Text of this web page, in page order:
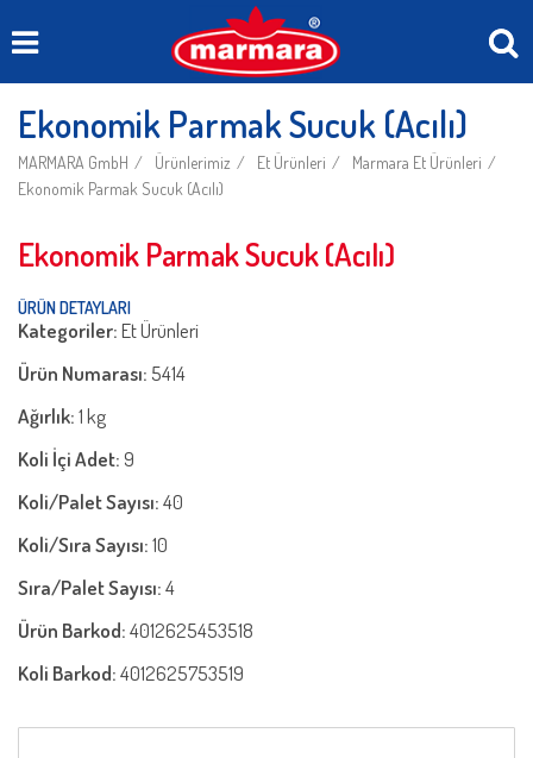
Ekonomik Parmak Sucuk (Acılı)
MARMARA GmbH Ürünlerimiz Et Ürünleri
Marmara Et Ürünleri
Ekonomik Parmak Sucuk (Acılı)
Ekonomik Parmak Sucuk (Acılı)
ÜRÜN DETAYLARI
Kategoriler:Et Ürünleri
Ürün Numarası: 5414
Ağırlık:1 kg
Koli İçi Adet:9
Koli/Palet Sayısı:40
Koli/Sıra Sayısı:10
Sıra/Palet Sayısı:4
Ürün Barkod:4012625453518
Koli Barkod:4012625753519